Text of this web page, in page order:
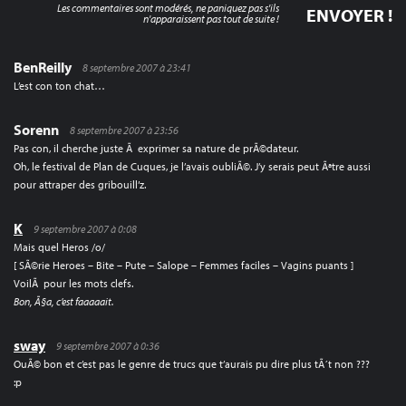
BenReilly
8 septembre 2007 à 23:41
L’est con ton chat…
Sorenn
8 septembre 2007 à 23:56
Pas con, il cherche juste Ã exprimer sa nature de prÃ©dateur.
Oh, le festival de Plan de Cuques, je l’avais oubliÃ©. J’y serais peut Ãªtre aussi
pour attraper des gribouill’z.
K
9 septembre 2007 à 0:08
Mais quel Heros /o/
[ SÃ©rie Heroes – Bite – Pute – Salope – Femmes faciles – Vagins puants ]
VoilÃ pour les mots clefs.
Bon, Ã§a, c’est faaaaait.
sway
9 septembre 2007 à 0:36
OuÃ© bon et c’est pas le genre de trucs que t’aurais pu dire plus tÃ´t non ???
:p
Les commentaires sont modérés, ne paniquez pas s'ils
n'apparaissent pas tout de suite !